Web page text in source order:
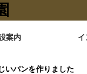
案内
いパンを作りました